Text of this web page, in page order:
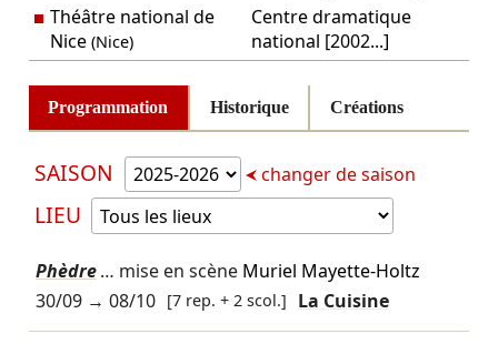
Théâtre national de
Nice (Nice)
Centre dramatique
national [2002...]
Programmation Historique Créations
SAISON changer de saison
LIEU
Phèdre… mise en scène Muriel Mayette-Holtz
30/09→ 08/10 [7 rep. + 2 scol.] La Cuisine